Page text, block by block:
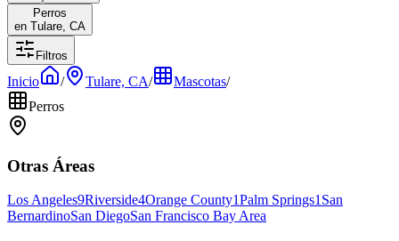
Perros
en Tulare, CA
Filtros
Inicio / Tulare, CA/ Mascotas/
Perros
Otras Áreas
Los Angeles9Riverside4Orange County1Palm Springs1San
BernardinoSan DiegoSan Francisco Bay Area